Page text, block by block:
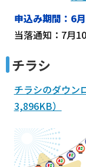
申込み期間：6
当落通知：7月
チラシ
チラシのダウン
3,896KB）